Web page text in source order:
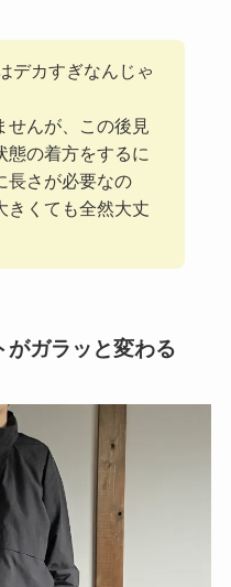
デカすぎなんじゃ
せんが、この後見
態の着方をするに
長さが必要なの
きくても全然大丈
がガラッと変わる